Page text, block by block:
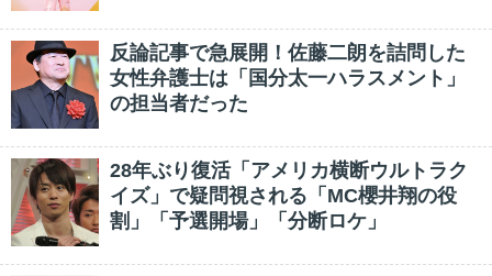
反論記事で急展開！佐藤二朗を詰問した
女性弁護士は「国分太一ハラスメント」
の担当者だった
28年ぶり復活「アメリカ横断ウルトラク
イズ」で疑問視される「MC櫻井翔の役
割」「予選開場」「分断ロケ」